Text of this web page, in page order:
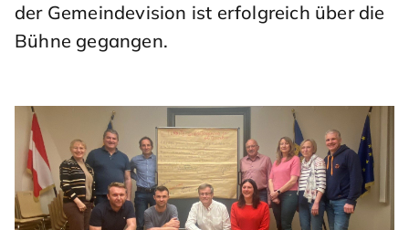
der Gemeindevision ist erfolgreich über die
Bühne gegangen.